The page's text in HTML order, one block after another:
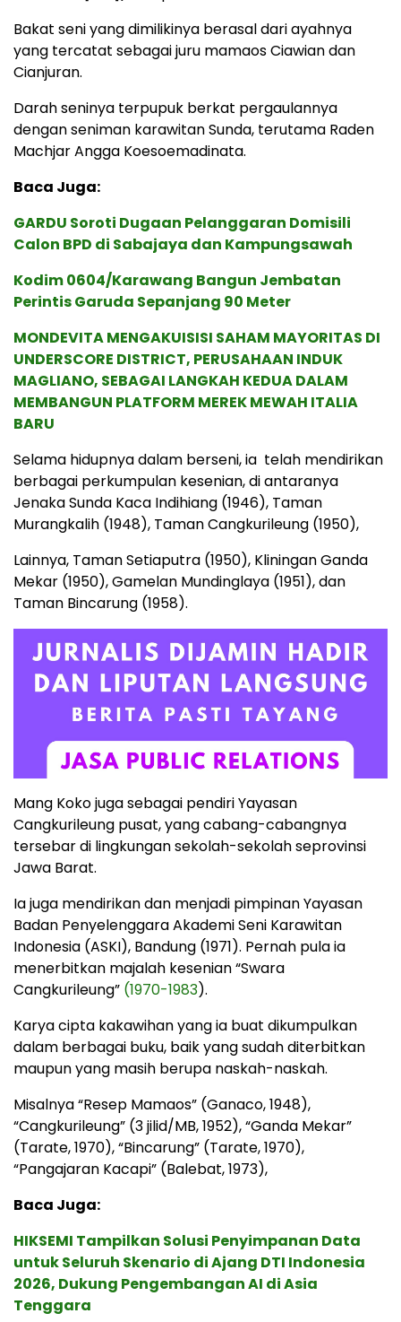
Bakat seni yang dimilikinya berasal dari ayahnya
yang tercatat sebagai juru mamaos Ciawian dan
Cianjuran.
Darah seninya terpupuk berkat pergaulannya
dengan seniman karawitan Sunda, terutama Raden
Machjar Angga Koesoemadinata.
Baca Juga:
GARDU Soroti Dugaan Pelanggaran Domisili
Calon BPD di Sabajaya dan Kampungsawah
Kodim 0604/Karawang Bangun Jembatan
Perintis Garuda Sepanjang 90 Meter
MONDEVITA MENGAKUISISI SAHAM MAYORITAS DI
UNDERSCORE DISTRICT, PERUSAHAAN INDUK
MAGLIANO, SEBAGAI LANGKAH KEDUA DALAM
MEMBANGUN PLATFORM MEREK MEWAH ITALIA
BARU
Selama hidupnya dalam berseni, ia telah mendirikan
berbagai perkumpulan kesenian, di antaranya
Jenaka Sunda Kaca Indihiang (1946), Taman
Murangkalih (1948), Taman Cangkurileung (1950),
Lainnya, Taman Setiaputra (1950), Kliningan Ganda
Mekar (1950), Gamelan Mundinglaya (1951), dan
Taman Bincarung (1958).
Mang Koko juga sebagai pendiri Yayasan
Cangkurileung pusat, yang cabang-cabangnya
tersebar di lingkungan sekolah-sekolah seprovinsi
Jawa Barat.
Ia juga mendirikan dan menjadi pimpinan Yayasan
Badan Penyelenggara Akademi Seni Karawitan
Indonesia (ASKI), Bandung (1971). Pernah pula ia
menerbitkan majalah kesenian “Swara
Cangkurileung” (1970-1983).
Karya cipta kakawihan yang ia buat dikumpulkan
dalam berbagai buku, baik yang sudah diterbitkan
maupun yang masih berupa naskah-naskah.
Misalnya “Resep Mamaos” (Ganaco, 1948),
“Cangkurileung” (3 jilid/MB, 1952), “Ganda Mekar”
(Tarate, 1970), “Bincarung” (Tarate, 1970),
“Pangajaran Kacapi” (Balebat, 1973),
Baca Juga:
HIKSEMI Tampilkan Solusi Penyimpanan Data
untuk Seluruh Skenario di Ajang DTI Indonesia
2026, Dukung Pengembangan AI di Asia
Tenggara